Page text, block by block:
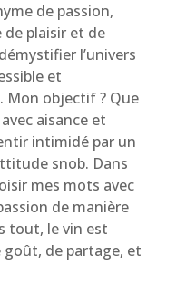
de passion,
de plaisir et de
l’univers
et
Mon objectif ? Que
aisance et
intimidé par un
snob. Dans
mes mots avec
de manière
tout, le vin est
de partage, et